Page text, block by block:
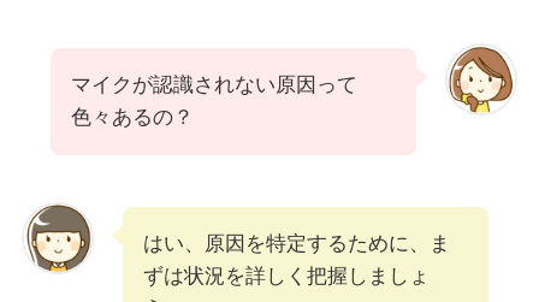
マイクが認識されない原因って
色々あるの？
はい、原因を特定するために、ま
ずは状況を詳しく把握しましょ